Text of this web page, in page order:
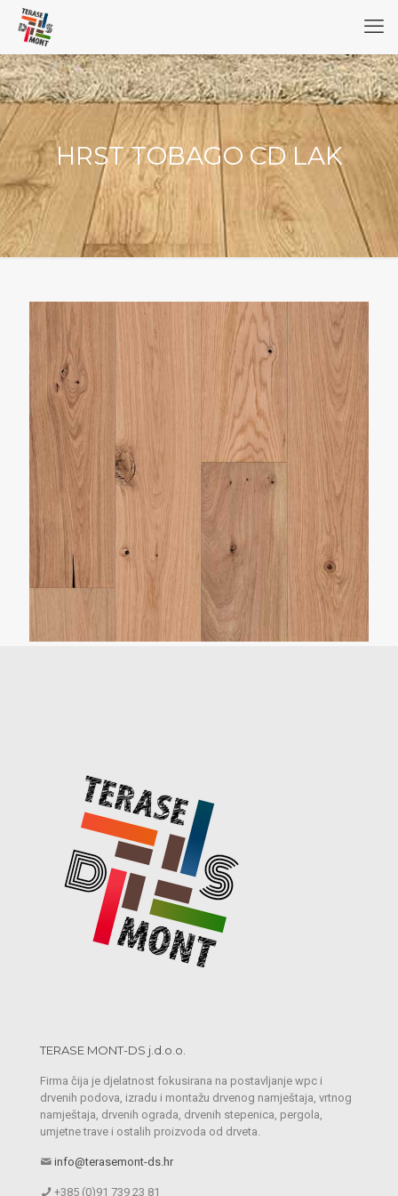
HRST TOBAGO CD LAK
TERASE MONT-DS j.d.o.o.
Firma čija je djelatnost fokusirana na postavljanje wpc i
drvenih podova, izradu i montažu drvenog namještaja, vrtnog
namještaja, drvenih ograda, drvenih stepenica, pergola,
umjetne trave i ostalih proizvoda od drveta.
info@terasemont-ds.hr
+385 (0)91 739 23 81